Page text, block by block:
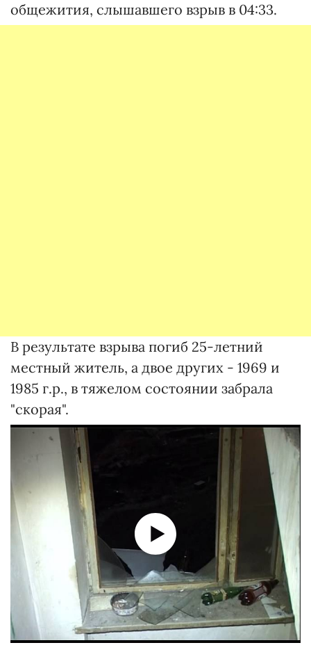
общежития, слышавшего взрыв в 04:33.
В результате взрыва погиб 25-летний
местный житель, а двое других - 1969 и
1985 г.р., в тяжелом состоянии забрала
"скорая".